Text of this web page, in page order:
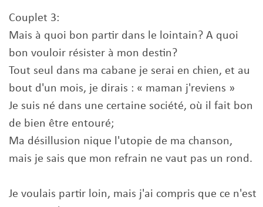
Couplet 3:
Mais à quoi bon partir dans le lointain? A quoi
bon vouloir résister à mon destin?
Tout seul dans ma cabane je serai en chien, et au
bout d'un mois, je dirais : « maman j'reviens »
Je suis né dans une certaine société, où il fait bon
de bien être entouré;
Ma désillusion nique l'utopie de ma chanson,
mais je sais que mon refrain ne vaut pas un rond.
Je voulais partir loin, mais j'ai compris que ce n'est